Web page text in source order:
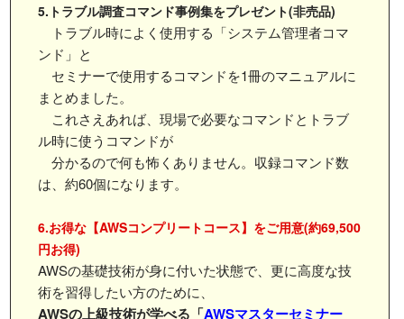
5.トラブル調査コマンド事例集をプレゼント(非売品)
トラブル時によく使用する「システム管理者コマ
ンド」と
セミナーで使用するコマンドを1冊のマニュアルに
まとめました。
これさえあれば、現場で必要なコマンドとトラブ
ル時に使うコマンドが
分かるので何も怖くありません。収録コマンド数
は、約60個になります。
6.お得な【AWSコンプリートコース】をご用意(約69,500
円お得)
AWSの基礎技術が身に付いた状態で、更に高度な技
術を習得したい方のために、
AWSの上級技術が学べる「AWSマスターセミナー